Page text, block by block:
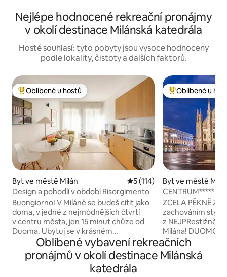
Nejlépe hodnocené rekreační pronájmy
v okolí destinace Milánská katedrála
Hosté souhlasí: tyto pobyty jsou vysoce hodnoceny
podle lokality, čistoty a dalších faktorů.
Nejlepší v kategorii Oblíbené u hostů
Oblíbené u hostů
Byt ve městě Milán Průměrné hodnocení 5 z 5,
5 (114)
Design a pohodlí v období Risorgimento
Buongiorno! V Miláně se budeš cítit jako
doma, v jedné z nejmódnějších čtvrtí
v centru města, jen 15 minut chůze od
Duoma. Ubytuj se v krásném
designovém bytě na ulici Via Archimede,
jen 3 minuty od slavné restaurace
Giacomo. Skutečný luxusní zážitek s
opravdovým důrazem na detail, aby ses
Nejlepší v
Oblíbené u
Byt ve městě
CENTRUM*****
>REALITNÍ
ZCELA PĚKNĚ
zachováním stylu
z
Milána! DUOMO
nábytek na míru v
DESIGNU. Až 6
postýlky ▰ ▰ výtah recepce ▰
Oblíbené vybavení rekreačních
pronájmů v okolí destinace Milánská
katedrála